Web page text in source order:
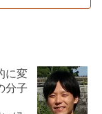
に変
分子